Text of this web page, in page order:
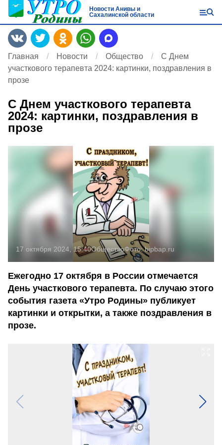
Новости Анивы и
Сахалинской области
Главная Новости Общество
С Днем
участкового терапевта 2024: картинки, поздравления в
прозе
С Днем участкового терапевта
2024: картинки, поздравления в
прозе
17 октября 2024, 15:40ОбществоФото:bipbap.ru
Ежегодно 17 октября в России отмечается
День участкового терапевта. По случаю этого
события газета «Утро Родины» публикует
картинки и открытки, а также поздравления в
прозе.